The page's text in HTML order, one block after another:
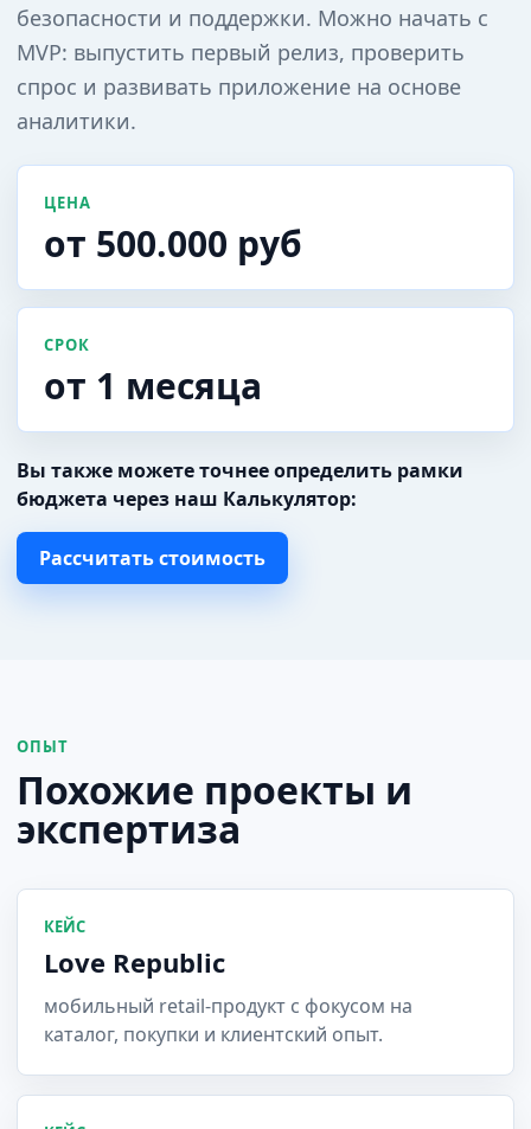
безопасности и поддержки. Можно начать с
MVP: выпустить первый релиз, проверить
спрос и развивать приложение на основе
аналитики.
ЦЕНА
от 500.000 руб
СРОК
от 1 месяца
Вы также можете точнее определить рамки
бюджета через наш Калькулятор:
Рассчитать стоимость
ОПЫТ
Похожие проекты и
экспертиза
КЕЙС
Love Republic
мобильный retail-продукт с фокусом на
каталог, покупки и клиентский опыт.